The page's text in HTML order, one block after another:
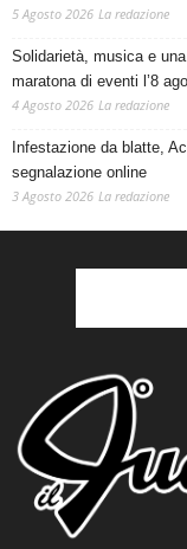
5 Agosto 2026 La redazione
Solidarietà, musica e
maratona di eventi l’8
4 Agosto 2026 La redazione
Infestazione da blatte,
segnalazione online
3 Agosto 2026 La redazione